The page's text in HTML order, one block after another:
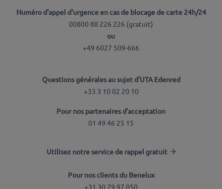
Numéro d'appel d'urgence en cas de blocage de carte 24h/24
00800 88 226 226 (gratuit)
ou
+49 6027 509-666
Questions générales au sujet d'UTA Edenred
+33 3 10 02 20 10
Pour nos partenaires d’acceptation
01 49 46 25 15
Utilisez notre service de rappel gratuit
Pour nos clients du Benelux
+31 30 79 97 050